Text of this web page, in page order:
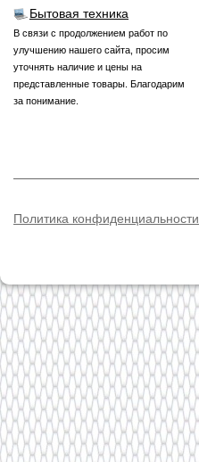
Бытовая техника
В связи с продолжением работ по
улучшению нашего сайта, просим
уточнять наличие и цены на
представленные товары. Благодарим
за понимание.
Политика конфиденциальности